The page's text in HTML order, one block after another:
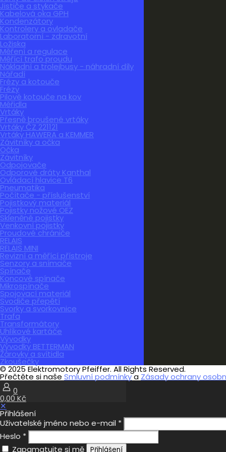
Jističe a stykače
Kabelová oka GPH
Kondenzátory
Kontrolery a ovladače
Laboratorní - zdravotní
Ložiska
Měření a regulace
Měřící trafo proudu
Nákladní a trolejbusy - náhradní díly
Nářadí
Frézy a kotouče
Frézy
Pilové kotouče na kov
Měřidla
Vrtáky
Přesně broušené vrtáky
Vrtáky ČZ 221121
Vrtáky HAWERA a KEMMER
Závitníky a očka
Očka
Závitníky
Odpojovače
Odporové dráty Kanthal
Ovládací hlavice T6
Pneumatika
Počítače - příslušenství
Pojistkový materiál
Pojistky nožové OEZ
Skleněné pojistky
Venkovní pojistky
Proudové chrániče
RELAIS
RELAIS MINI
Revizní a měřící přístroje
Senzory a snímače
Spínače
Koncové spínače
Mikrospínače
Spojovací materiál
Svodiče přepětí
Svorky a svorkovnice
Trafa
Transformátory
Uhlíkové kartáče
Vývodky
Vývodky BETTERMAN
Žárovky a svítidla
Zkoušečky
© 2025 Elektromotory Pfeiffer. All Rights Reserved.
Přečtěte si naše Smluvní podmínkya Zásady ochrany
0
0,00 Kč
✕
Přihlášení
Uživatelské jméno nebo e-mail *
Heslo *
Zapamatujte si mě
Přihlášení